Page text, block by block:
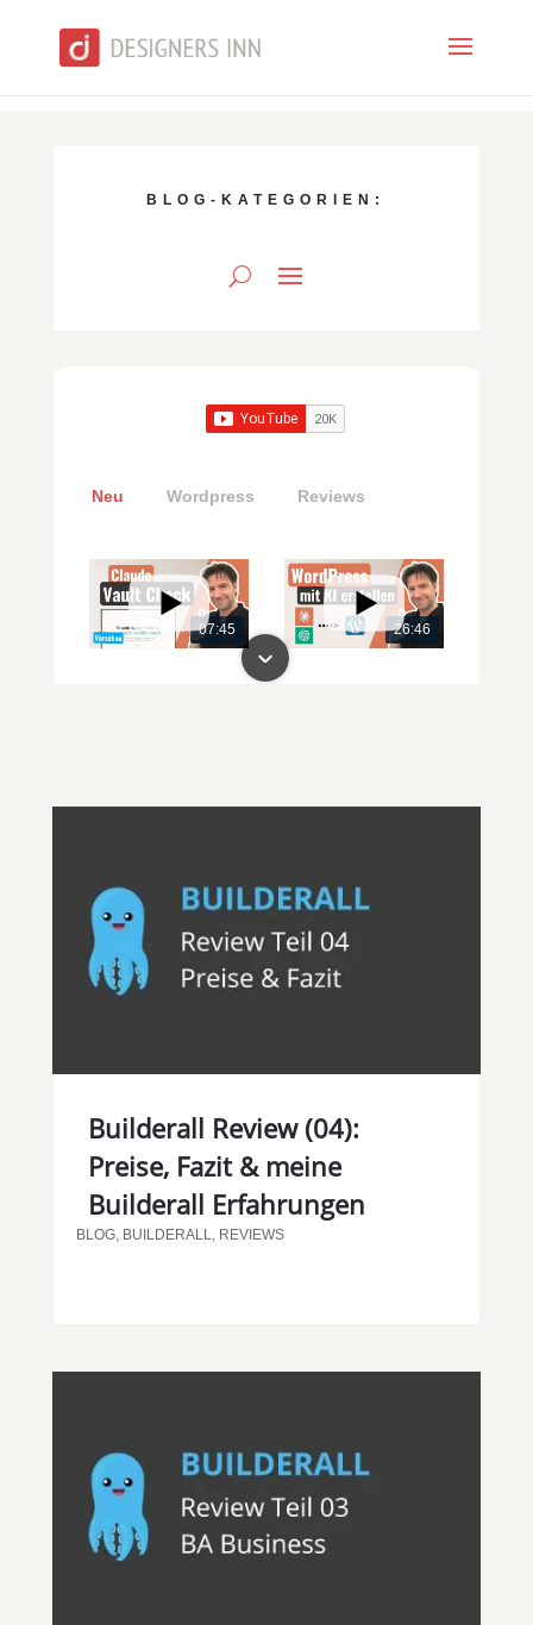
BLOG-KATEGORIEN:
Neu Wordpress Reviews
07:45 26:46
Builderall Review (04):
Preise, Fazit & meine
Builderall Erfahrungen
BLOG, BUILDERALL, REVIEWS